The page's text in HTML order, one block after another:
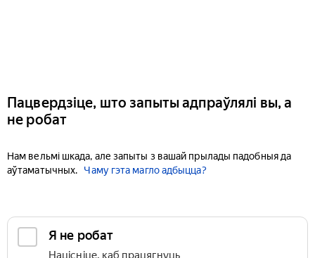
Пацвердзіце, што запыты адпраўлялі вы, а
не робат
Нам вельмі шкада, але запыты з вашай прылады падобныя да
аўтаматычных.
Чаму гэта магло адбыцца?
Я не робат
Націсніце, каб працягнуць